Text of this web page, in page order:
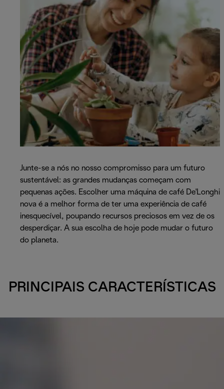
Junte-se a nós no nosso compromisso para um futuro
sustentável: as grandes mudanças começam com
pequenas ações. Escolher uma máquina de café De'Longhi
nova é a melhor forma de ter uma experiência de café
inesquecível, poupando recursos preciosos em vez de os
desperdiçar. A sua escolha de hoje pode mudar o futuro
do planeta.
PRINCIPAIS CARACTERÍSTICAS